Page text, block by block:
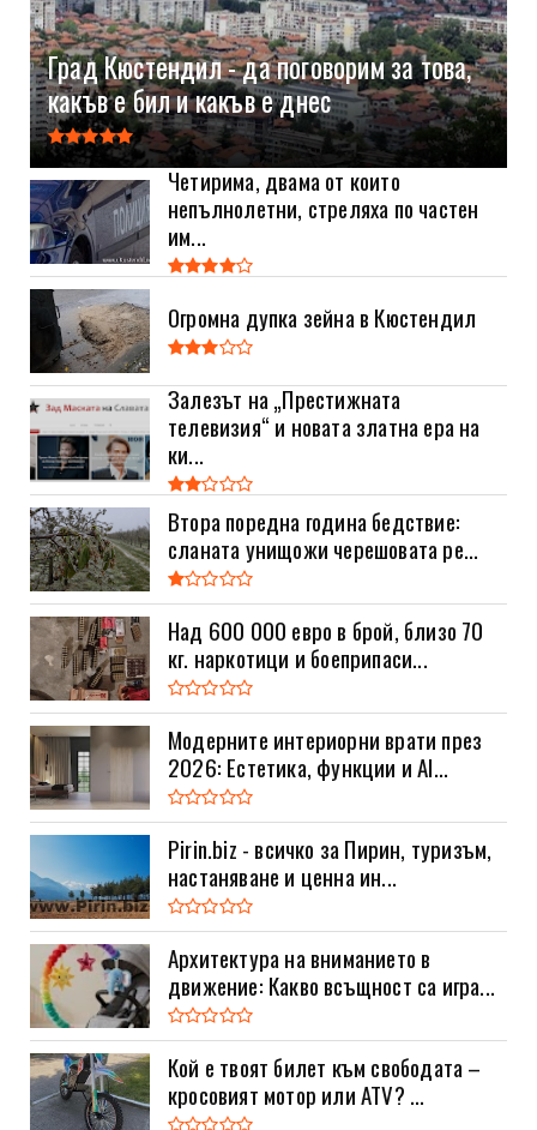
Град Кюстендил - да поговорим за това,
какъв е бил и какъв е днес
Четирима, двама от които
непълнолетни, стреляха по частен
им...
Огромна дупка зейна в Кюстендил
Залезът на „Престижната
телевизия“ и новата златна ера на
ки...
Втора поредна година бедствие:
сланата унищожи черешовата ре...
Над 600 000 евро в брой, близо 70
кг. наркотици и боеприпаси...
Модерните интериорни врати през
2026: Естетика, функции и AI...
Pirin.biz - всичко за Пирин, туризъм,
настаняване и ценна ин...
Архитектура на вниманието в
движение: Какво всъщност са игра...
Кой е твоят билет към свободата –
кросовият мотор или ATV? ...